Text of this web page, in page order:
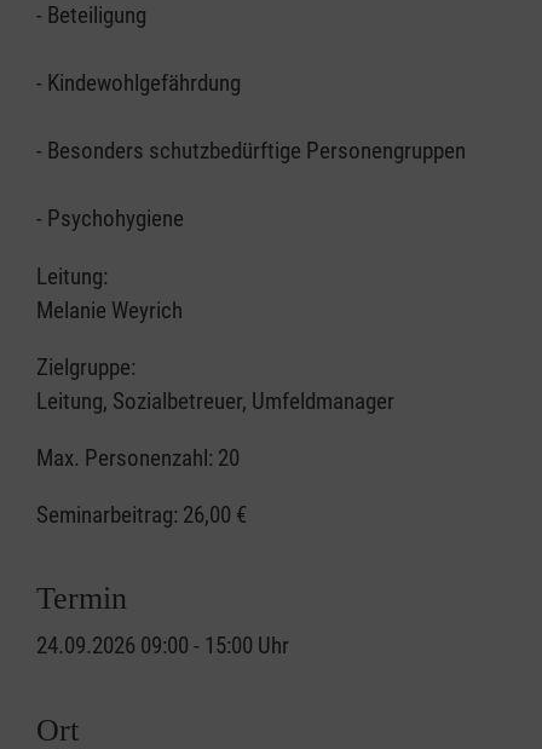
- Beteiligung
- Kindewohlgefährdung
- Besonders schutzbedürftige Personengruppen
- Psychohygiene
Leitung:
Melanie Weyrich
Zielgruppe:
Leitung, Sozialbetreuer, Umfeldmanager
Max. Personenzahl: 20
Seminarbeitrag: 26,00 €
Termin
24.09.2026 09:00 - 15:00 Uhr
Ort